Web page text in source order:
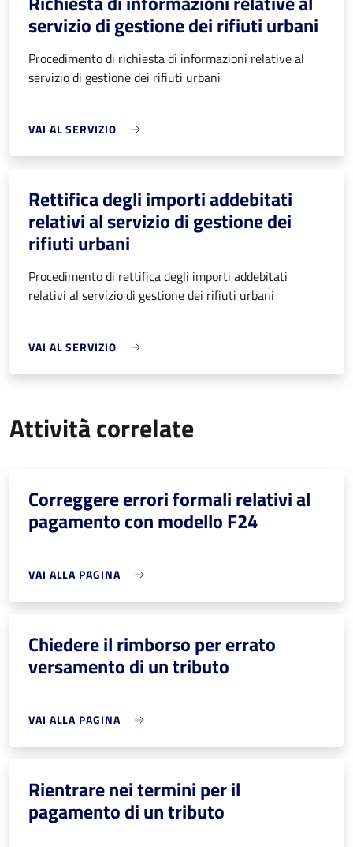
servizio di gestione dei rifiuti urbani
Procedimento di richiesta di informazioni relative al
servizio di gestione dei rifiuti urbani
VAI AL SERVIZIO
Rettifica degli importi addebitati
relativi al servizio di gestione dei
rifiuti urbani
Procedimento di rettifica degli importi addebitati
relativi al servizio di gestione dei rifiuti urbani
VAI AL SERVIZIO
Attività correlate
Correggere errori formali relativi al
pagamento con modello F24
VAI ALLA PAGINA
Chiedere il rimborso per errato
versamento di un tributo
VAI ALLA PAGINA
Rientrare nei termini per il
pagamento di un tributo